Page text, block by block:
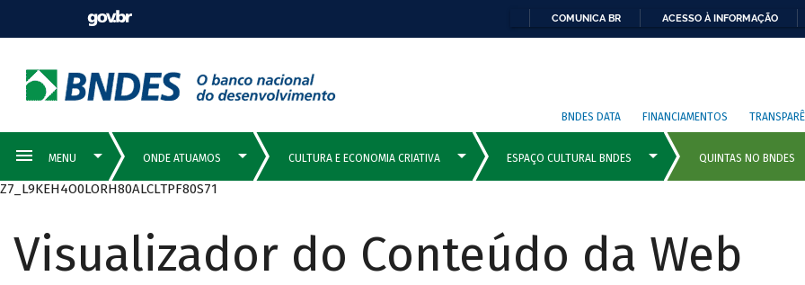
COMUNICA BR ACESSO À INFORMAÇÃO
BNDES DATA FINANCIAMENTOS
Z7_L9KEH4O0LORH80ALCLTPF80S71
Visualizador do Conteúdo da Web